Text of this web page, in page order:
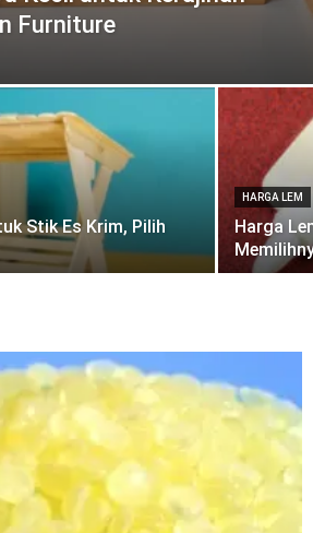
Furniture
Stik Es Krim, Pilih
HARGA LEM
Harga